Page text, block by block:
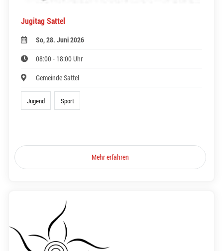
Jugitag Sattel
So, 28. Juni 2026
08:00 - 18:00 Uhr
Gemeinde Sattel
Jugend Sport
Mehr erfahren